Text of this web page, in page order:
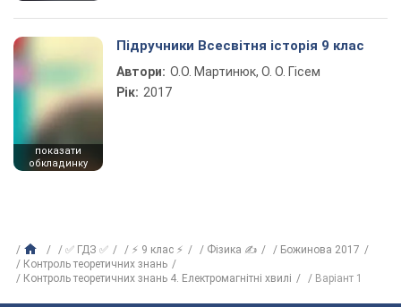
показати
обкладинку
Підручники Всесвітня історія 9 клас
Автори: О.О. Мартинюк, О. О. Гісем
Рік: 2017
✅ ГДЗ ✅ ⚡ 9 клас ⚡ Фізика ✍
Божинова 2017
Контроль теоретичних знань
Контроль теоретичних знань 4. Електромагнітні хвилі
Варіант 1